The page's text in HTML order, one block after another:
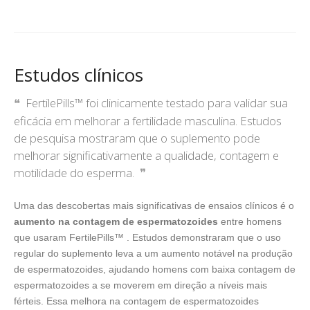
Estudos clínicos
FertilePills™ foi clinicamente testado para validar sua
eficácia em melhorar a fertilidade masculina. Estudos
de pesquisa mostraram que o suplemento pode
melhorar significativamente a qualidade, contagem e
motilidade do esperma.
Uma das descobertas mais significativas de ensaios clínicos é o
aumento na contagem de espermatozoides entre homens
que usaram FertilePills™ . Estudos demonstraram que o uso
regular do suplemento leva a um aumento notável na produção
de espermatozoides, ajudando homens com baixa contagem de
espermatozoides a se moverem em direção a níveis mais
férteis. Essa melhora na contagem de espermatozoides